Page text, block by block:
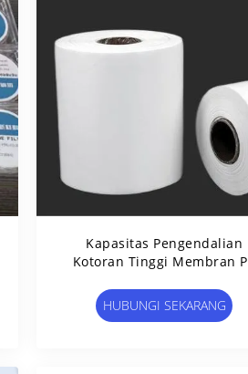
Kapasitas Pengendalian
Kotoran Tinggi Membran
Permukaan Lempar
HUBUNGI SEKARANG